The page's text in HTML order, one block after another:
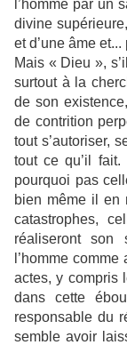
l’homme par un
divine
et d’une âme
Mais « Dieu »,
surtout à la
de son
de contrition
tout s’autoriser,
tout ce qu’il
pourquoi pas
bien même il en
catastrophes,
réaliseront
l’homme
actes, y compris
dans cette
responsable du
semble avoir